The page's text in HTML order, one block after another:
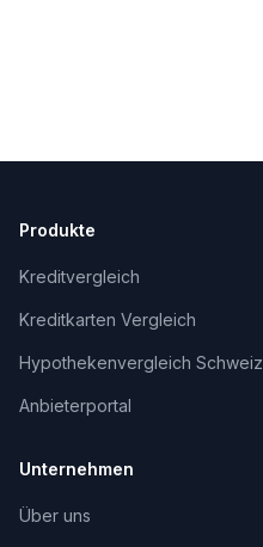
Produkte
Kreditvergleich
Kreditkarten Vergleich
Hypothekenvergleich Schweiz
Anbieterportal
Unternehmen
Über uns